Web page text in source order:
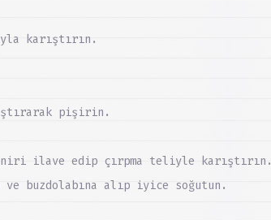
karıştırın.
pişirin.
ilave edip çırpma teliyle karıştırın.
ve buzdolabına alıp iyice soğutun.